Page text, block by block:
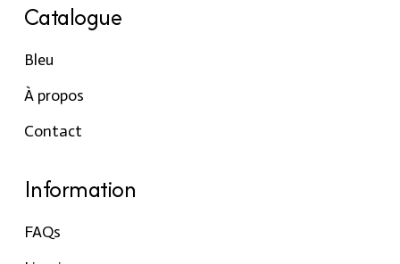
Catalogue
Bleu
À propos
Contact
Information
FAQs